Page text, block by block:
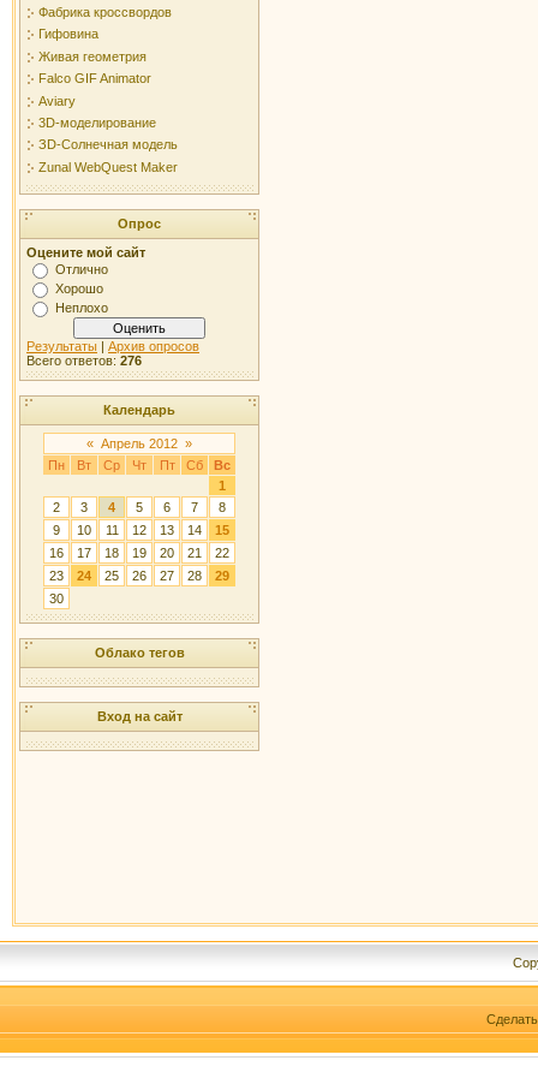
Фабрика кроссвордов
Гифовина
Живая геометрия
Falco GIF Animator
Aviary
3D-моделирование
ЗD-Солнечная модель
Zunal WebQuest Maker
Опрос
Оцените мой сайт
Отлично
Хорошо
Неплохо
Результаты | Архив опросов
Всего ответов: 276
Календарь
« Апрель 2012 »
Пн
Вт Ср Чт Пт Сб
Вс
1
2
3 4 5 6 7
8
9
10 11 12 13 14
15
16
17 18 19 20 21
22
23
24 25 26 27 28
29
30
Облако тегов
Вход на сайт